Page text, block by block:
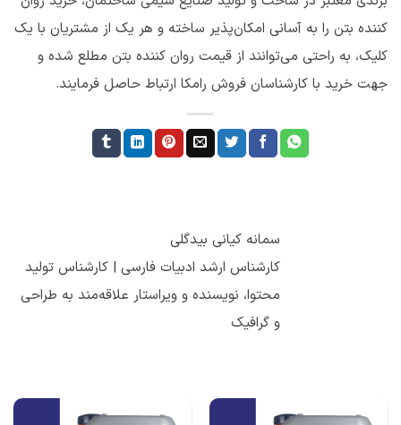
کننده بتن را به آسانی امکان‌پذیر ساخته و هر یک از مشتریان با یک
کلیک، به راحتی می‌توانند از قیمت روان کننده بتن مطلع شده و
جهت خرید با کارشناسان فروش رامکا ارتباط حاصل فرمایند.
سمانه کیانی بیدگلی
کارشناس ارشد ادبیات فارسی | کارشناس تولید
محتوا، نویسنده و ویراستار علاقه‌مند به طراحی
و گرافیک